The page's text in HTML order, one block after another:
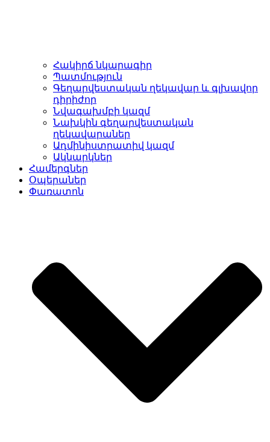
Հակիրճ նկարագիր
Պատմություն
Գեղարվեստական ղեկավար և գլխավոր
դիրիժոր
Նվագախմբի կազմ
Նախկին գեղարվեստական
ղեկավարաներ
Ադմինիստրատիվ կազմ
Ակնարկներ
Համերգներ
Օպերաներ
Փառատոն